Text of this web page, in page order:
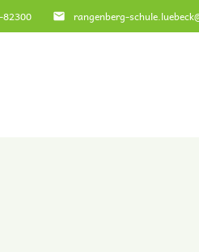
email rangenberg-